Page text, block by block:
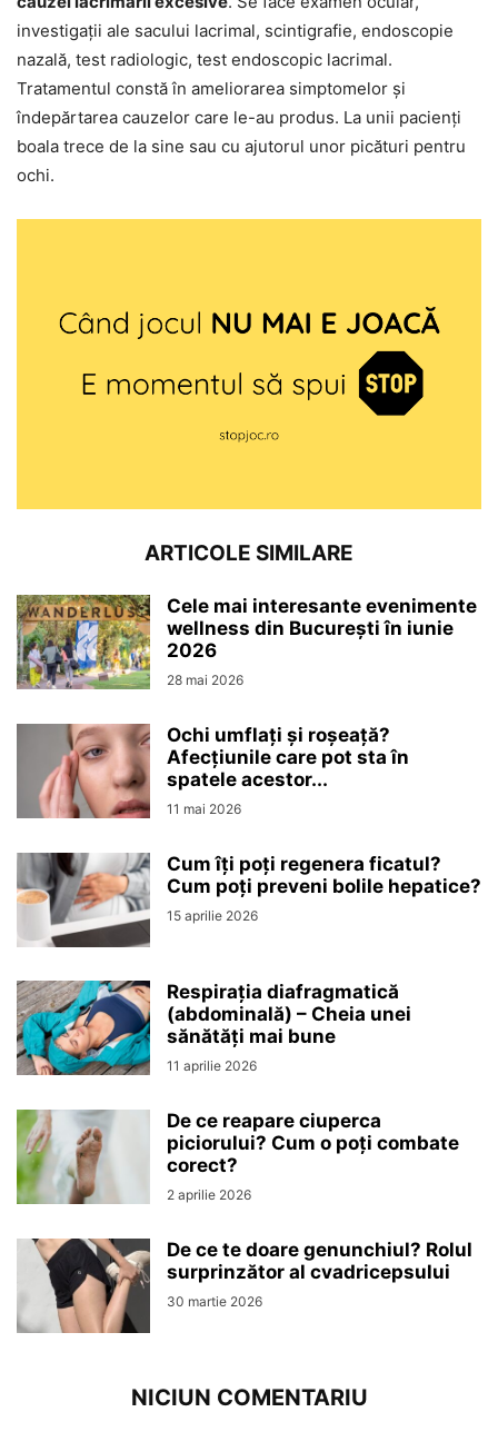
investigații ale sacului lacrimal, scintigrafie, endoscopie
nazală, test radiologic, test endoscopic lacrimal.
Tratamentul constă în ameliorarea simptomelor și
îndepărtarea cauzelor care le-au produs. La unii pacienți
boala trece de la sine sau cu ajutorul unor picături pentru
ochi.
ARTICOLE SIMILARE
Cele mai interesante evenimente
wellness din București în iunie
2026
28 mai 2026
Ochi umflați și roșeață?
Afecțiunile care pot sta în
spatele acestor...
11 mai 2026
Cum îți poți regenera ficatul?
Cum poți preveni bolile hepatice?
15 aprilie 2026
Respirația diafragmatică
(abdominală) – Cheia unei
sănătăți mai bune
11 aprilie 2026
De ce reapare ciuperca
piciorului? Cum o poți combate
corect?
2 aprilie 2026
De ce te doare genunchiul? Rolul
surprinzător al cvadricepsului
30 martie 2026
NICIUN COMENTARIU